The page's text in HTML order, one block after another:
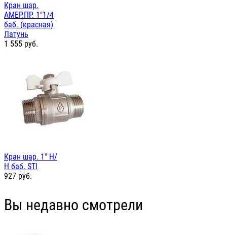
Кран шар.
АМЕР.ПР. 1"1/4
баб. (красная)
Латунь
1 555 руб.
Кран шар. 1" Н/
Н баб. STI
927 руб.
Вы недавно смотрели